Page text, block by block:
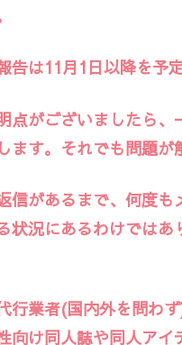
告は11月1日以降を予
点がございましたら
ます。それでも問題が
信があるまで、何度
状況にあるわけでは
行業者(国内外を問わ
向け同人誌や同人ア